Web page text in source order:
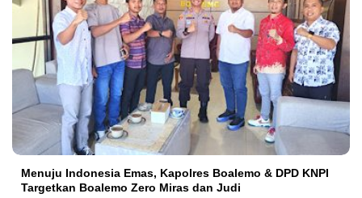
Menuju Indonesia Emas, Kapolres Boalemo & DPD KNPI
Targetkan Boalemo Zero Miras dan Judi